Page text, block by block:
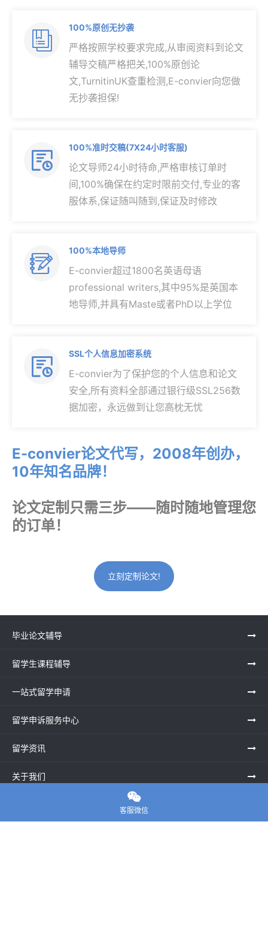

100%原创无抄袭
严格按照学校要求完成,从审阅资料到论文
辅导交稿严格把关,100%原创论
文,TurnitinUK查重检测,E-convier向您做
无抄袭担保!

100%准时交稿(7X24小时客服)
论文导师24小时待命,严格审核订单时
间,100%确保在约定时限前交付,专业的客
服体系,保证随叫随到,保证及时修改

100%本地导师
E-convier超过1800名英语母语
professional writers,其中95%是英国本
地导师,并具有Maste或者PhD以上学位

SSL个人信息加密系统
E-convier为了保护您的个人信息和论文
安全,所有资料全部通过银行级SSL256数
据加密，永远做到让您高枕无忧
E-convier论文代写，2008年创办，
10年知名品牌！
论文定制只需三步——随时随地管理您
的订单！
立刻定制论文!
毕业论文辅导
留学生课程辅导
一站式留学申请
留学申诉服务中心
留学资讯
关于我们

客服微信